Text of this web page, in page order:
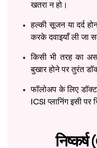
खतरा न हो।
हल्की सूजन या दर्द
करके दवाइयाँ ली जा
किसी भी तरह का
बुखार होने पर तुरंत
फॉलोअप के लिए
ICSI प्लानिंग इसी पर